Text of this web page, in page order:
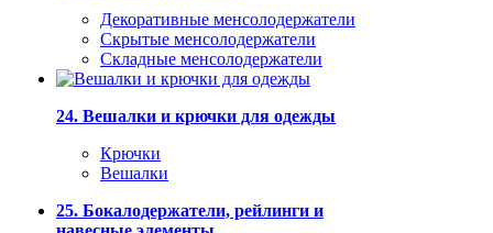
Декоративные менсолодержатели
Скрытые менсолодержатели
Складные менсолодержатели
24. Вешалки и крючки для одежды
Крючки
Вешалки
25. Бокалодержатели, рейлинги и